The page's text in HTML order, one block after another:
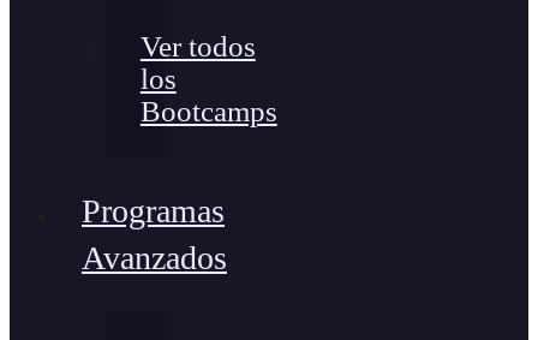
Ver todos
los
Bootcamps
Programas
Avanzados